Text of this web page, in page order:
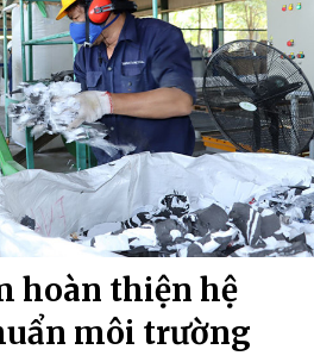
hoàn thiện hệ
môi trường